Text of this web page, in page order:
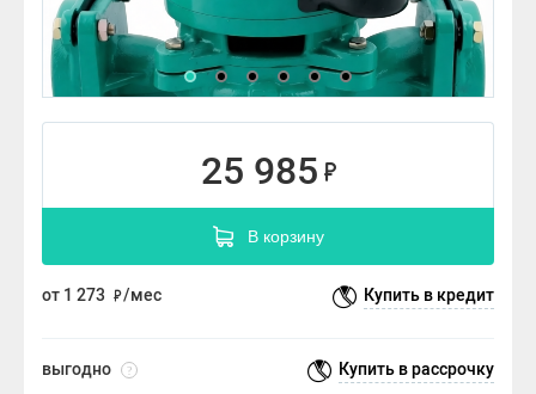
25 985
В корзину
от 1 273 /мес Купить в кредит
выгодно ? Купить в рассрочку